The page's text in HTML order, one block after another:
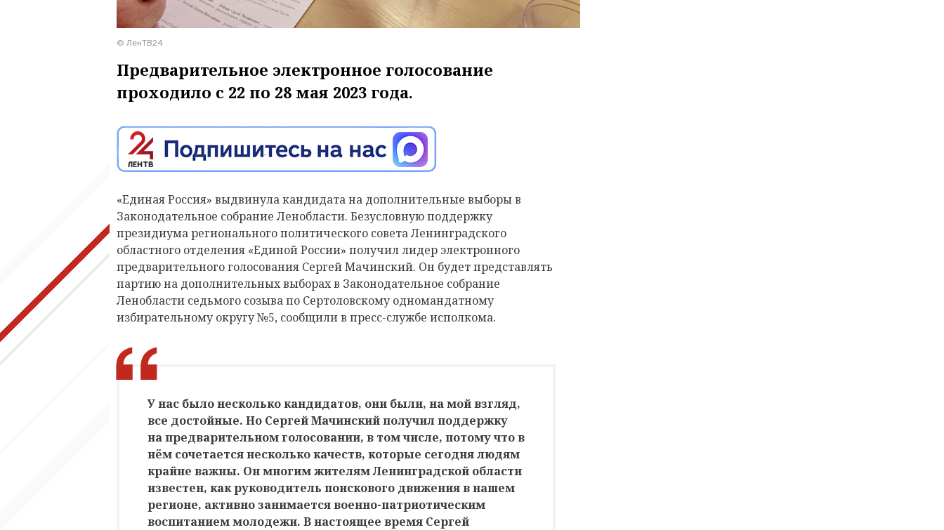
© ЛенТВ24
Предварительное электронное голосование
проходило с 22 по 28 мая 2023 года.
«Единая Россия» выдвинула кандидата на дополнительные выборы в
Законодательное собрание Ленобласти. Безусловную поддержку
президиума регионального политического совета Ленинградского
областного отделения «Единой России» получил лидер электронного
предварительного голосования Сергей Мачинский. Он будет представлять
партию на дополнительных выборах в Законодательное собрание
Ленобласти седьмого созыва по Сертоловскому одномандатному
избирательному округу №5, сообщили в пресс-службе исполкома.
У нас было несколько кандидатов, они были, на мой взгляд,
все достойные. Но Сергей Мачинский получил поддержку
на предварительном голосовании, в том числе, потому что в
нём сочетается несколько качеств, которые сегодня людям
крайне важны. Он многим жителям Ленинградской области
известен, как руководитель поискового движения в нашем
регионе, активно занимается военно-патриотическим
воспитанием молодежи. В настоящее время Сергей